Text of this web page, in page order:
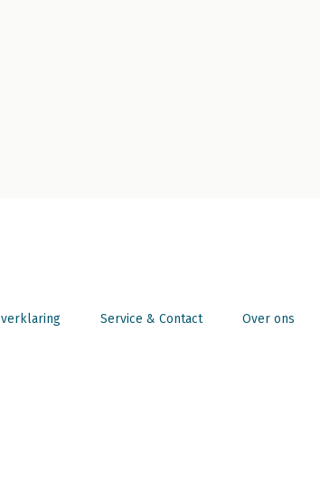
Service & Contact Over ons